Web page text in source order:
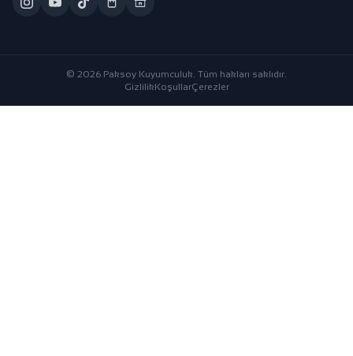
© 2026 Paksoy Kuyumculuk. Tüm hakları saklıdır.
GizlilikKoşullarÇerezler